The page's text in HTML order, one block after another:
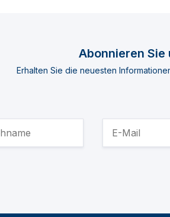
Abonnieren
Erhalten Sie die neuesten